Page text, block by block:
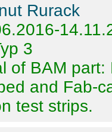
Rurack
3
of BAM
and Fab-
test strips.